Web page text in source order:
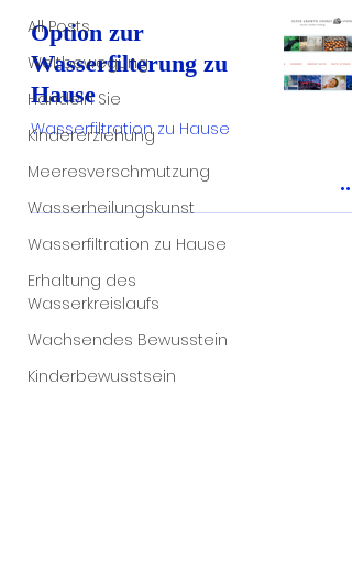
All Posts
Weltbewegung
Handeln Sie
Kindererziehung
Meeresverschmutzung
Wasserheilungskunst
Wasserfiltration zu Hause
Erhaltung des
Wasserkreislaufs
Wachsendes Bewusstein
Kinderbewusstsein
Option zur
Wasserfilterung zu
Hause
Wasserfiltration zu Hause